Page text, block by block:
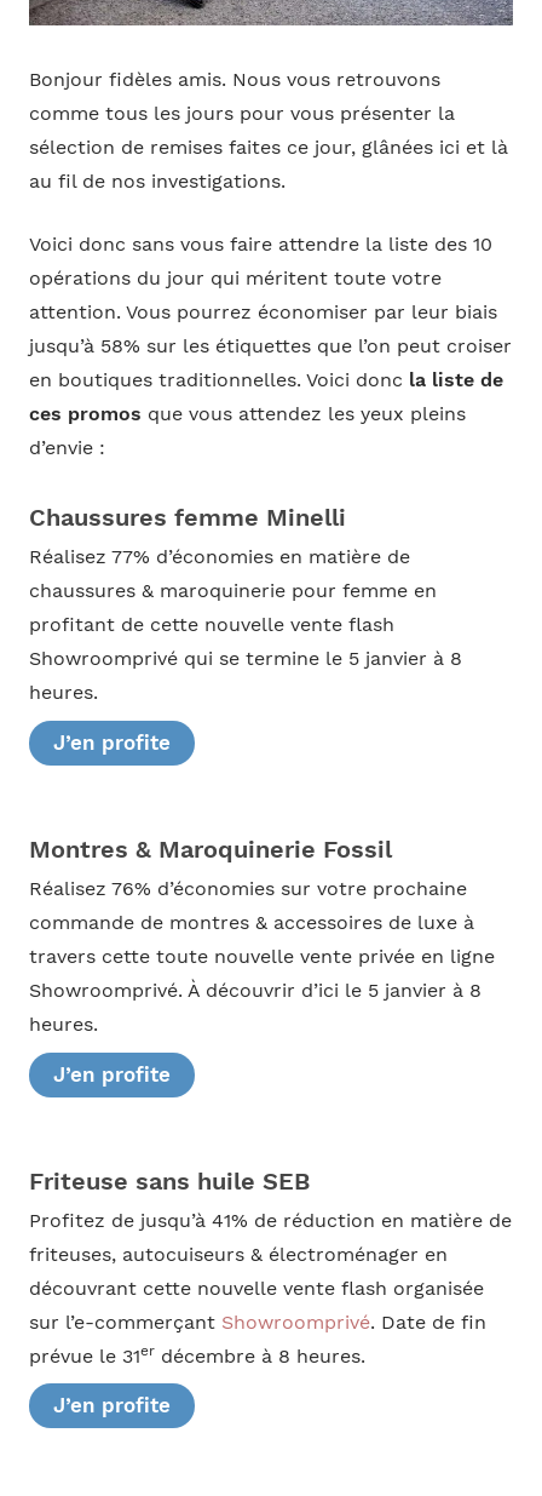
Bonjour fidèles amis. Nous vous retrouvons
comme tous les jours pour vous présenter la
sélection de remises faites ce jour, glânées ici et là
au fil de nos investigations.
Voici donc sans vous faire attendre la liste des 10
opérations du jour qui méritent toute votre
attention. Vous pourrez économiser par leur biais
jusqu’à 58% sur les étiquettes que l’on peut croiser
en boutiques traditionnelles. Voici donc la liste de
ces promos que vous attendez les yeux pleins
d’envie :
Chaussures femme Minelli
Réalisez 77% d’économies en matière de
chaussures & maroquinerie pour femme en
profitant de cette nouvelle vente flash
Showroomprivé qui se termine le 5 janvier à 8
heures.
J’en profite
Montres & Maroquinerie Fossil
Réalisez 76% d’économies sur votre prochaine
commande de montres & accessoires de luxe à
travers cette toute nouvelle vente privée en ligne
Showroomprivé. À découvrir d’ici le 5 janvier à 8
heures.
J’en profite
Friteuse sans huile SEB
Profitez de jusqu’à 41% de réduction en matière de
friteuses, autocuiseurs & électroménager en
découvrant cette nouvelle vente flash organisée
sur l’e-commerçant Showroomprivé. Date de fin
prévue le 31erdécembre à 8 heures.
J’en profite